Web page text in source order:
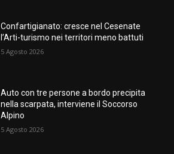
Confartigianato: cresce nel Cesenate
l’Arti-turismo nei territori meno battuti
5 Agosto 2026
Auto con tre persone a bordo precipita
nella scarpata, interviene il Soccorso
Alpino
5 Agosto 2026